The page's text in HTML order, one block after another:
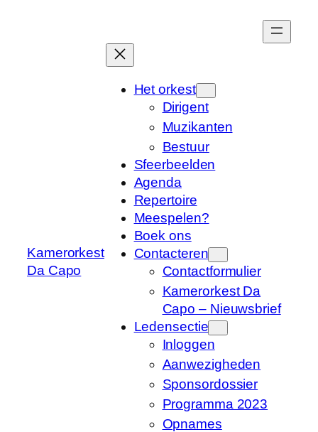
Kamerorkest
Da Capo
Het orkest
Dirigent
Muzikanten
Bestuur
Sfeerbeelden
Agenda
Repertoire
Meespelen?
Boek ons
Contacteren
Contactformulier
Kamerorkest Da
Capo – Nieuwsbrief
Ledensectie
Inloggen
Aanwezigheden
Sponsordossier
Programma 2023
Opnames